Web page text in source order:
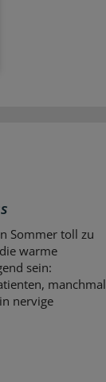
Sommer toll zu
warme
sein:
manchmal
nervige